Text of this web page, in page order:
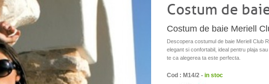
Costum de
Costum de baie Meriell
Descopera costumul de baie Meriell Club
elegant si confortabil, ideal pentru plaja
te ca alegerea ta este perfecta.
Cod : M14/2 - in stoc